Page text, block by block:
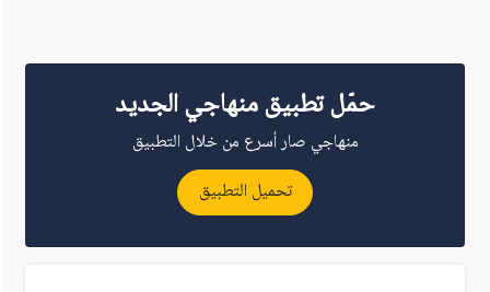
حمّل تطبيق منهاجي الجديد
منهاجي صار أسرع من خلال التطبيق
تحميل التطبيق